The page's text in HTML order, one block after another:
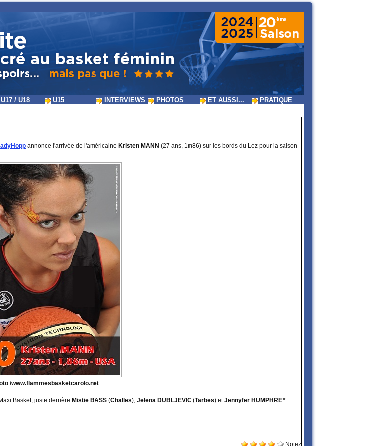
U17 / U18 U15 INTERVIEWS PHOTOS ET AUSSI... PRATIQUE
annonce l'arrivée de l'américaine Kristen MANN (27 ans, 1m86) sur les bords du Lez pour la saison
/www.flammesbasketcarolo.net
Basket, juste derrière Mistie BASS (Challes), Jelena DUBLJEVIC (Tarbes) etJennyfer HUMPHREY
Notez